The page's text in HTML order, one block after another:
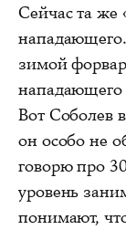
Сейчас та же
зимой
нападающего
Вот Соболев
он особо не
говорю про
уровень
понимают,